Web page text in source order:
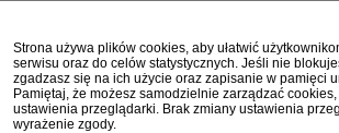
Strona używa plików cookies, aby ułatwić
serwisu oraz do celów statystycznych. Jeśli nie
zgadzasz się na ich użycie oraz zapisanie w pamięci
Pamiętaj, że możesz samodzielnie zarządzać
ustawienia przeglądarki. Brak zmiany ustawienia
wyrażenie zgody.